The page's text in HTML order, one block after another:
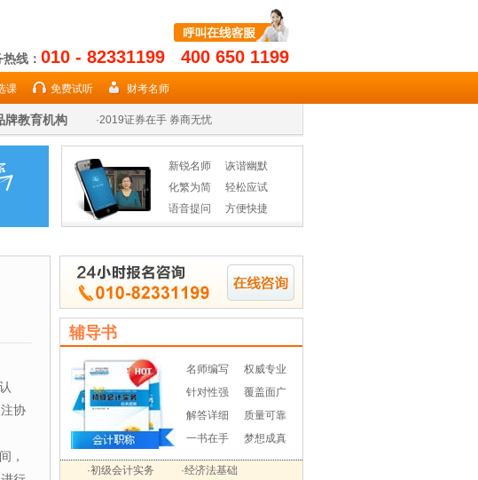
线： 010 - 82331199 400 650 1199
课 免费试听 财考名师
教育机构
2019年期货从业名师授课高效省时
·2019证券在手 券商无忧
·2019年期货从业名师授课高效省时
·2019证券在手 券商无忧
新锐名师
诙谐幽默
化繁为简
轻松应试
语音提问
方便快捷
协
，
辅导书
名师编写
权威专业
针对性强
覆盖面广
解答详细
质量可靠
一书在手
梦想成真
·初级会计实务 ·经济法基础